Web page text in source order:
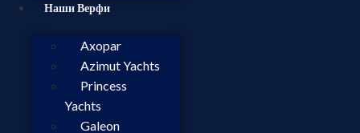
Наши Верфи
Axopar
Azimut Yachts
Princess
Yachts
Galeon